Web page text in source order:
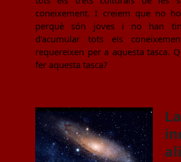
coneixement. I creiem que no
perquè són joves i no han
d'acumular tots els
requereixen per a aquesta tasca.
fer aquesta tasca?
La